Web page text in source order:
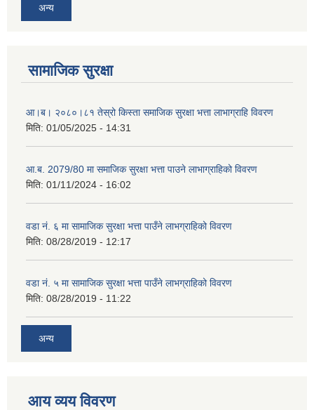
अन्य
सामाजिक सुरक्षा
आ।ब। २०८०।८१ तेस्रो किस्ता समाजिक सुरक्षा भत्ता लाभाग्राहि विवरण
मिति: 01/05/2025 - 14:31
आ.ब. 2079/80 मा समाजिक सुरक्षा भत्ता पाउने लाभाग्राहिको विवरण
मिति: 01/11/2024 - 16:02
वडा नं. ६ मा सामाजिक सुरक्षा भत्ता पाउँने लाभग्राहिको विवरण
मिति: 08/28/2019 - 12:17
वडा नं. ५ मा सामाजिक सुरक्षा भत्ता पाउँने लाभग्राहिको विवरण
मिति: 08/28/2019 - 11:22
अन्य
आय व्यय विवरण